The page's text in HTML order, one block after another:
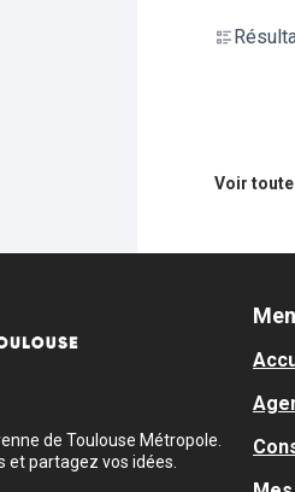
Voir
de Toulouse Métropole.
et partagez vos idées.